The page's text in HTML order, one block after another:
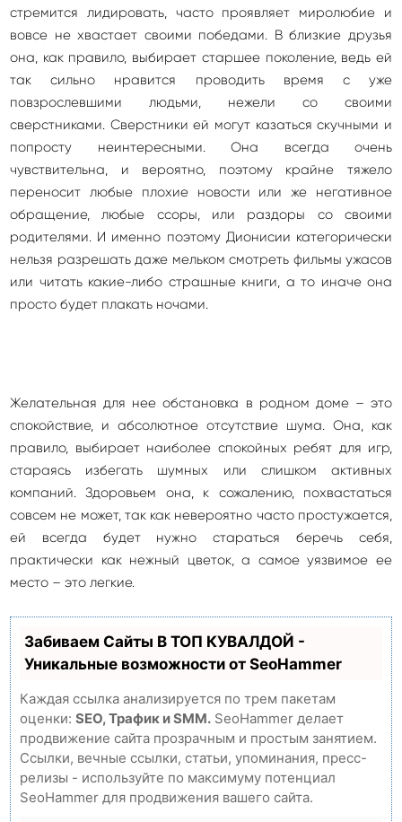
стремится лидировать, часто проявляет миролюбие и
вовсе не хвастает своими победами. В близкие друзья
она, как правило, выбирает старшее поколение, ведь ей
так сильно нравится проводить время с уже
повзрослевшими людьми, нежели со своими
сверстниками. Сверстники ей могут казаться скучными и
попросту неинтересными. Она всегда очень
чувствительна, и вероятно, поэтому крайне тяжело
переносит любые плохие новости или же негативное
обращение, любые ссоры, или раздоры со своими
родителями. И именно поэтому Дионисии категорически
нельзя разрешать даже мельком смотреть фильмы ужасов
или читать какие-либо страшные книги, а то иначе она
просто будет плакать ночами.
Желательная для нее обстановка в родном доме – это
спокойствие, и абсолютное отсутствие шума. Она, как
правило, выбирает наиболее спокойных ребят для игр,
стараясь избегать шумных или слишком активных
компаний. Здоровьем она, к сожалению, похвастаться
совсем не может, так как невероятно часто простужается,
ей всегда будет нужно стараться беречь себя,
практически как нежный цветок, а самое уязвимое ее
место – это легкие.
Забиваем Сайты В ТОП КУВАЛДОЙ -
Уникальные возможности от SeoHammer
Каждая ссылка анализируется по трем пакетам
оценки: SEO, Трафик и SMM. SeoHammer делает
продвижение сайта прозрачным и простым занятием.
Ссылки, вечные ссылки, статьи, упоминания, пресс-
релизы - используйте по максимуму потенциал
SeoHammer для продвижения вашего сайта.